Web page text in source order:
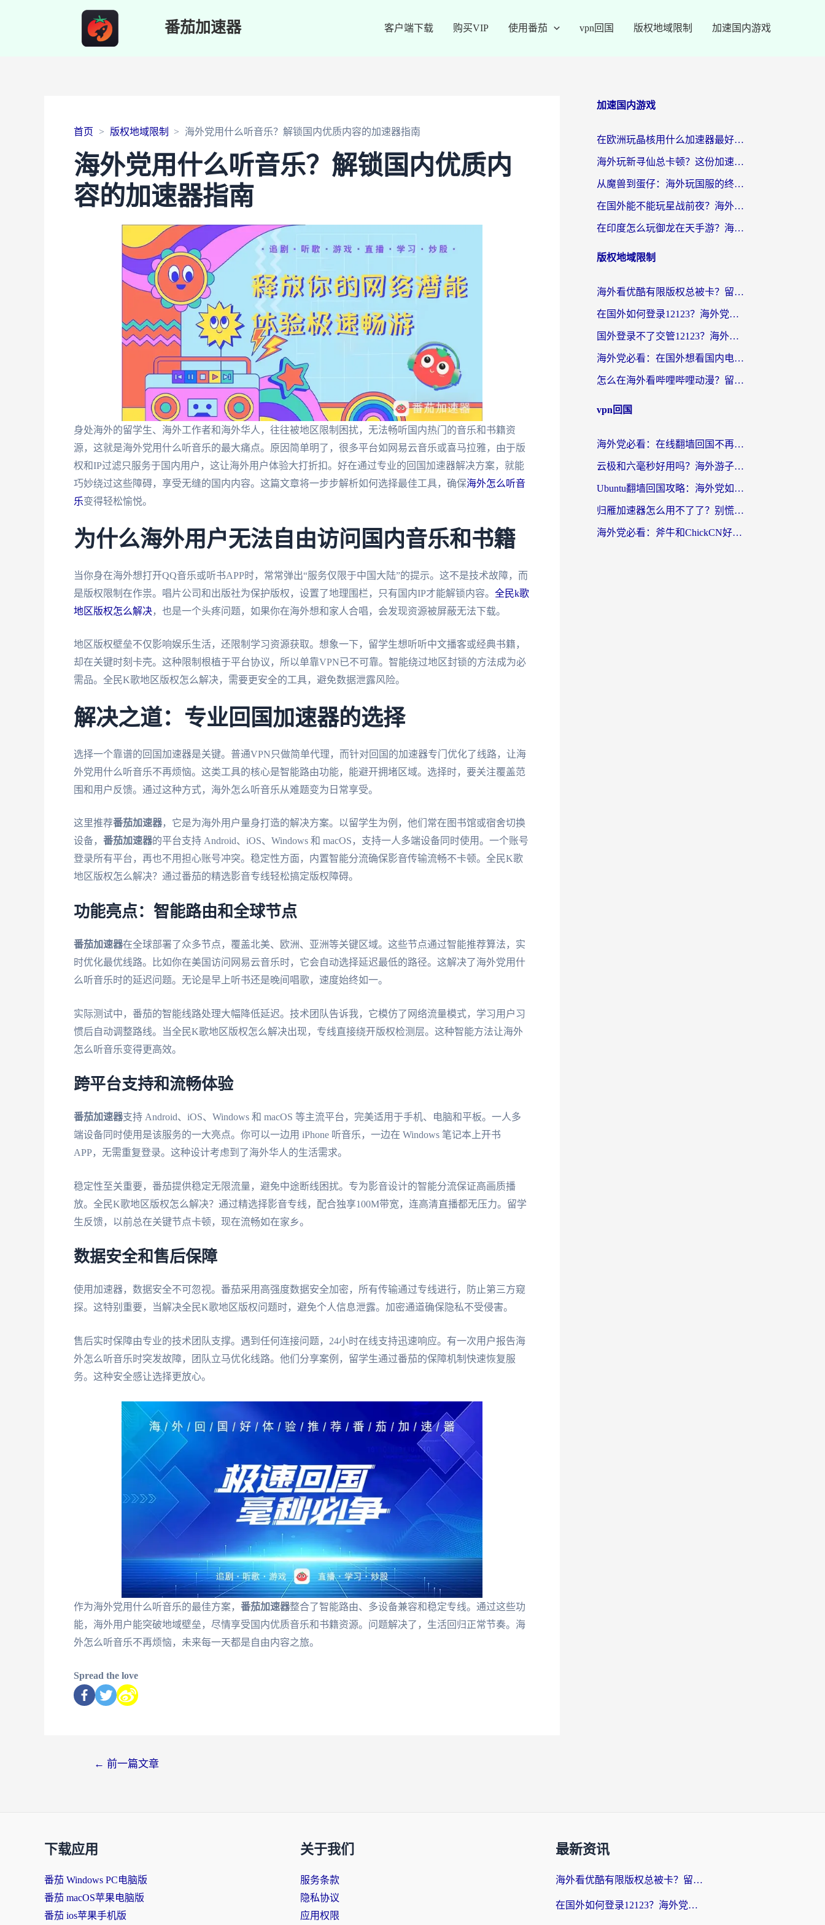
番茄加速器 客户端下载 购买VIP 使用番茄 vpn回国 版权地域限制 加速国内游戏
首页 版权地域限制 海外党用什么听音乐？解锁国内优质内容的加速器指南
海外党用什么听音乐？解锁国内优质内
容的加速器指南
身处海外的留学生、海外工作者和海外华人，往往被地区限制困扰，无法畅听国内热门的音乐和书籍资
源，这就是海外党用什么听音乐的最大痛点。原因简单明了，很多平台如网易云音乐或喜马拉雅，由于版
权和IP过滤只服务于国内用户，这让海外用户体验大打折扣。好在通过专业的回国加速器解决方案，就能
巧妙绕过这些障碍，享受无缝的国内内容。这篇文章将一步步解析如何选择最佳工具，确保海外怎么听音
乐变得轻松愉悦。
为什么海外用户无法自由访问国内音乐和书籍
当你身在海外想打开QQ音乐或听书APP时，常常弹出“服务仅限于中国大陆”的提示。这不是技术故障，而
是版权限制在作祟。唱片公司和出版社为保护版权，设置了地理围栏，只有国内IP才能解锁内容。 全民k歌
地区版权怎么解决，也是一个头疼问题，如果你在海外想和家人合唱，会发现资源被屏蔽无法下载。
地区版权壁垒不仅影响娱乐生活，还限制学习资源获取。想象一下，留学生想听听中文播客或经典书籍，
却在关键时刻卡壳。这种限制根植于平台协议，所以单靠VPN已不可靠。智能绕过地区封锁的方法成为必
需品。全民K歌地区版权怎么解决，需要更安全的工具，避免数据泄露风险。
解决之道：专业回国加速器的选择
选择一个靠谱的回国加速器是关键。普通VPN只做简单代理，而针对回国的加速器专门优化了线路，让海
外党用什么听音乐不再烦恼。这类工具的核心是智能路由功能，能避开拥堵区域。选择时，要关注覆盖范
围和用户反馈。通过这种方式，海外怎么听音乐从难题变为日常享受。
这里推荐番茄加速器，它是为海外用户量身打造的解决方案。以留学生为例，他们常在图书馆或宿舍切换
设备， 番茄加速器的平台支持 Android、iOS、Windows 和 macOS，支持一人多端设备同时使用。一个账号
登录所有平台，再也不用担心账号冲突。稳定性方面，内置智能分流确保影音传输流畅不卡顿。全民K歌
地区版权怎么解决？通过番茄的精选影音专线轻松搞定版权障碍。
功能亮点：智能路由和全球节点
番茄加速器在全球部署了众多节点，覆盖北美、欧洲、亚洲等关键区域。这些节点通过智能推荐算法，实
时优化最优线路。比如你在美国访问网易云音乐时，它会自动选择延迟最低的路径。这解决了海外党用什
么听音乐时的延迟问题。无论是早上听书还是晚间唱歌，速度始终如一。
实际测试中，番茄的智能线路处理大幅降低延迟。技术团队告诉我，它模仿了网络流量模式，学习用户习
惯后自动调整路线。当全民K歌地区版权怎么解决出现，专线直接绕开版权检测层。这种智能方法让海外
怎么听音乐变得更高效。
跨平台支持和流畅体验
番茄加速器支持 Android、iOS、Windows 和 macOS 等主流平台，完美适用于手机、电脑和平板。一人多
端设备同时使用是该服务的一大亮点。你可以一边用 iPhone 听音乐，一边在 Windows 笔记本上开书
APP，无需重复登录。这种设计考虑到了海外华人的生活需求。
稳定性至关重要，番茄提供稳定无限流量，避免中途断线困扰。专为影音设计的智能分流保证高画质播
放。全民K歌地区版权怎么解决？通过精选择影音专线，配合独享100M带宽，连高清直播都无压力。留学
生反馈，以前总在关键节点卡顿，现在流畅如在家乡。
数据安全和售后保障
使用加速器，数据安全不可忽视。番茄采用高强度数据安全加密，所有传输通过专线进行，防止第三方窥
探。这特别重要，当解决全民K歌地区版权问题时，避免个人信息泄露。加密通道确保隐私不受侵害。
售后实时保障由专业的技术团队支撑。遇到任何连接问题，24小时在线支持迅速响应。有一次用户报告海
外怎么听音乐时突发故障，团队立马优化线路。他们分享案例，留学生通过番茄的保障机制快速恢复服
务。这种安全感让选择更放心。
作为海外党用什么听音乐的最佳方案， 番茄加速器整合了智能路由、多设备兼容和稳定专线。通过这些功
能，海外用户能突破地域壁垒，尽情享受国内优质音乐和书籍资源。问题解决了，生活回归正常节奏。海
外怎么听音乐不再烦恼，未来每一天都是自由内容之旅。
Spread the love
← 前一篇文章
加速国内游戏
在欧洲玩晶核用什么加速器最好呢？一个老玩家的真心话
海外玩新寻仙总卡顿？这份加速器选择指南让你秒回国服流畅体验
从魔兽到蛋仔：海外玩国服的终极加速指南，找到你的专属高速通道
在国外能不能玩星战前夜？海外党国服游戏不卡顿的秘密武器在这里
在印度怎么玩御龙在天手游？海外党畅玩国服的终极生存指南
版权地域限制
海外看优酷有限版权总被卡？留学生亲测有效的回国加速器选择指南
在国外如何登录12123？海外党必备的回国加速实用指南
国外登录不了交管12123？海外华人亲测有效的回国加速器选择指南
海外党必看：在国外想看国内电视剧用什么软件？3步解决地域限制
怎么在海外看哔哩哔哩动漫？留学生亲测有效的回国加速方案
vpn回国
海外党必看：在线翻墙回国不再难！教你选对加速器无缝刷国内资源
云极和六毫秒好用吗？海外游子解锁国内资源的真实答案
Ubuntu翻墙回国攻略：海外党如何选对加速器，无缝刷国内剧玩游戏？
归雁加速器怎么用不了了？别慌，这篇指南教你如何丝滑“回家”
海外党必看：斧牛和ChickCN好用吗？3款热门加速器实测+番茄加速器深度体验
下载应用
番茄 Windows PC电脑版
番茄 macOS苹果电脑版
番茄 ios苹果手机版
关于我们
服务条款
隐私协议
应用权限
最新资讯
海外看优酷有限版权总被卡？留学生亲测有效的回国加速器选择指南
在国外如何登录12123？海外党必备的回国加速实用指南